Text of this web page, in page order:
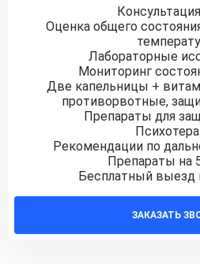
Оценка общего
Лабораторные
Мониторинг
Две капельницы +
противорвотные,
Препараты для
Рекомендации по
Препараты на
Бесплатный выезд
ЗАКАЗАТЬ